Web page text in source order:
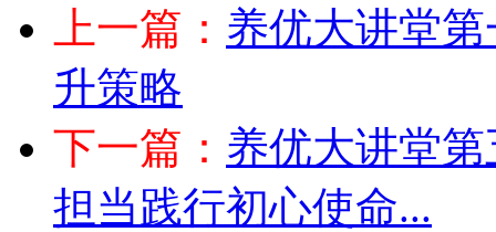
上一篇： 养优大讲堂
升策略
下一篇： 养优大讲堂
担当践行初心使命...